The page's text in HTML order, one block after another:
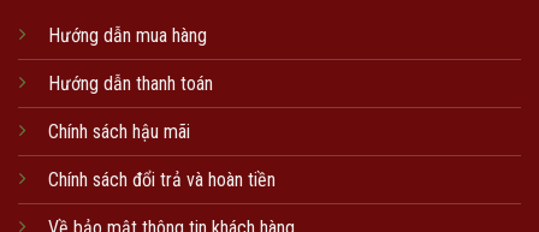
Hướng dẫn mua hàng
Hướng dẫn thanh toán
Chính sách hậu mãi
Chính sách đổi trả và hoàn tiền